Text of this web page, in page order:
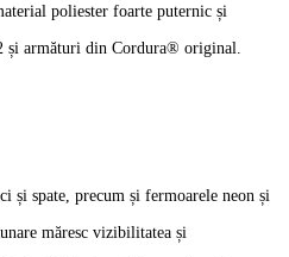
poliester foarte puternic și
și armături din Cordura® original.
și spate, precum și fermoarele neon și
măresc vizibilitatea și